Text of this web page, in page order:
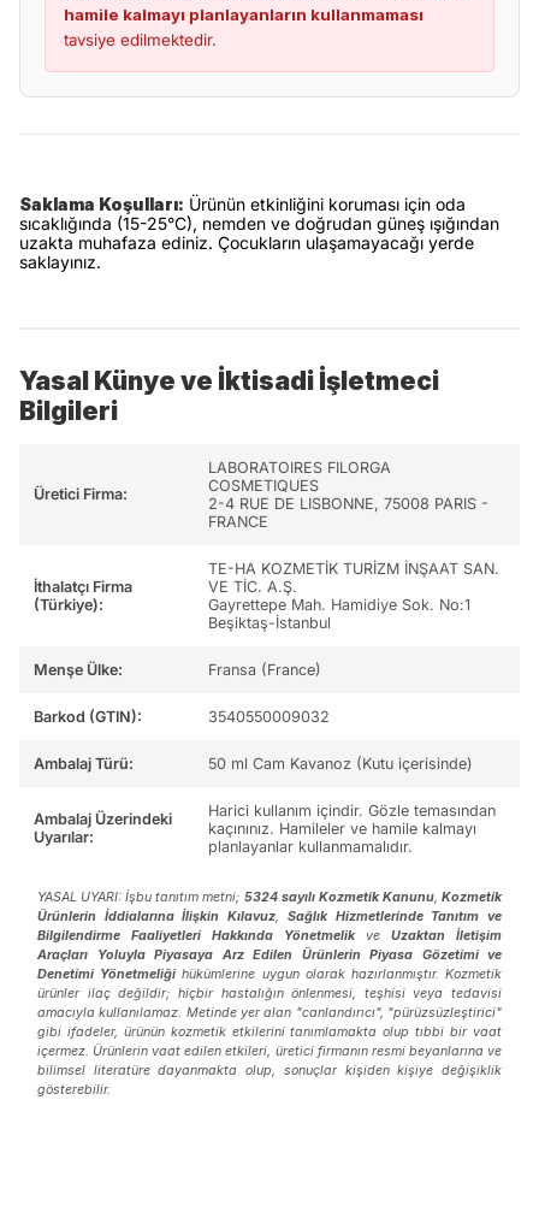
hamile kalmayı planlayanların kullanmaması
tavsiye edilmektedir.
Saklama Koşulları: Ürünün etkinliğini koruması için oda
sıcaklığında (15-25°C), nemden ve doğrudan güneş ışığından
uzakta muhafaza ediniz. Çocukların ulaşamayacağı yerde
saklayınız.
Yasal Künye ve İktisadi İşletmeci
Bilgileri
Üretici Firma:
LABORATOIRES FILORGA
COSMETIQUES
2-4 RUE DE LISBONNE, 75008 PARIS -
FRANCE
İthalatçı Firma
(Türkiye):
TE-HA KOZMETİK TURİZM İNŞAAT SAN.
VE TİC. A.Ş.
Gayrettepe Mah. Hamidiye Sok. No:1
Beşiktaş-İstanbul
Menşe Ülke: Fransa (France)
Barkod (GTIN): 3540550009032
Ambalaj Türü: 50 ml Cam Kavanoz (Kutu içerisinde)
Ambalaj Üzerindeki
Uyarılar:
Harici kullanım içindir. Gözle temasından
kaçınınız. Hamileler ve hamile kalmayı
planlayanlar kullanmamalıdır.
YASAL UYARI: İşbu tanıtım metni; 5324 sayılı Kozmetik Kanunu,Kozmetik
Ürünlerin İddialarına İlişkin Kılavuz, Sağlık Hizmetlerinde Tanıtım ve
Bilgilendirme Faaliyetleri Hakkında Yönetmelikve Uzaktan İletişim
Araçları Yoluyla Piyasaya Arz Edilen Ürünlerin Piyasa Gözetimi ve
Denetimi Yönetmeliği hükümlerine uygun olarak hazırlanmıştır. Kozmetik
ürünler ilaç değildir; hiçbir hastalığın önlenmesi, teşhisi veya tedavisi
amacıyla kullanılamaz. Metinde yer alan "canlandırıcı", "pürüzsüzleştirici"
gibi ifadeler, ürünün kozmetik etkilerini tanımlamakta olup tıbbi bir vaat
içermez. Ürünlerin vaat edilen etkileri, üretici firmanın resmi beyanlarına ve
bilimsel literatüre dayanmakta olup, sonuçlar kişiden kişiye değişiklik
gösterebilir.